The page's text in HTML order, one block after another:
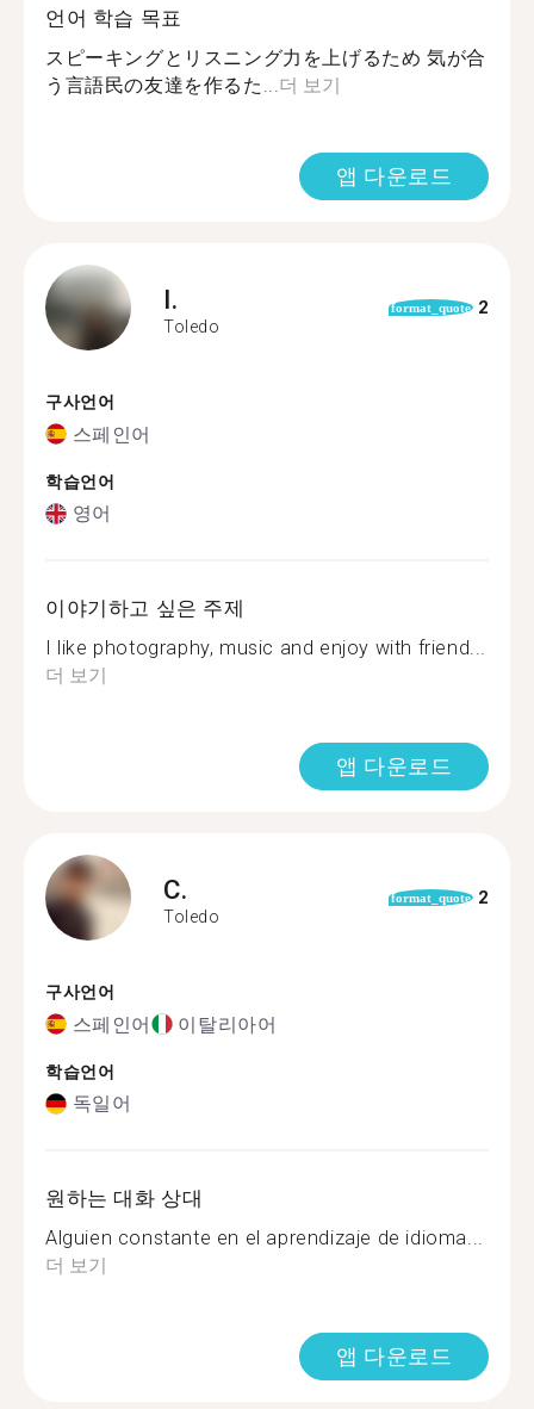
언어 학습 목표
スピーキングとリスニング力を上げるため 気が合
う言語民の友達を作るた...더 보기
앱 다운로드
I.
Toledo
format_quote 2
구사언어
스페인어
학습언어
영어
이야기하고 싶은 주제
I like photography, music and enjoy with friend...
더 보기
앱 다운로드
C.
Toledo
format_quote 2
구사언어
스페인어 이탈리아어
학습언어
독일어
원하는 대화 상대
Alguien constante en el aprendizaje de idioma...
더 보기
앱 다운로드